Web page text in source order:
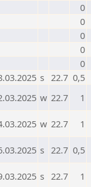
0
0
0
0
0
s 22.7 0,5
w 22.7 1
w 22.7 1
s 22.7 0,5
s 22.7 1